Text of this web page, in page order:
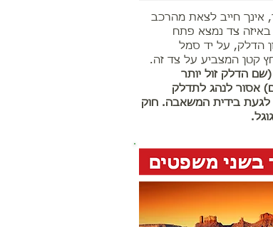
אינך חייב לצאת מהרכב
צד נמצא פתח
הדלק, על יד סמל
קטן המצביע על צד זה.
(שם הדלק זול יותר
אסור לנהג לתדלק
לגעת בידית המשאבה. חוק